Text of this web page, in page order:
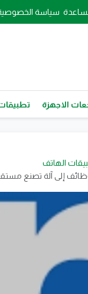
سياسة
الاجهزة
الهاتف
إلى آلة تصنع